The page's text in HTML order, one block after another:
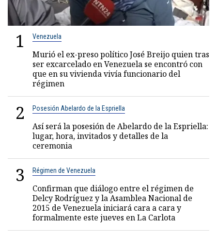
1 Venezuela
Murió el ex-preso político José Breijo quien tras
ser excarcelado en Venezuela se encontró con
que en su vivienda vivía funcionario del
régimen
2 Posesión Abelardo de la Espriella
Así será la posesión de Abelardo de la Espriella:
lugar, hora, invitados y detalles de la
ceremonia
3 Régimen de Venezuela
Confirman que diálogo entre el régimen de
Delcy Rodríguez y la Asamblea Nacional de
2015 de Venezuela iniciará cara a cara y
formalmente este jueves en La Carlota